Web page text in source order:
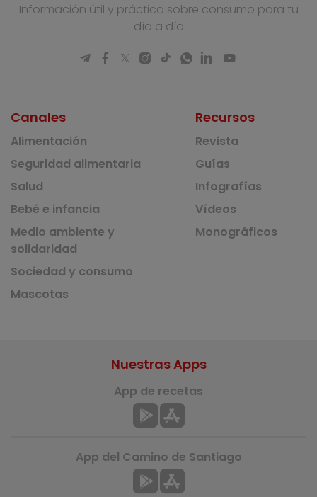
Información útil y práctica sobre consumo para tu
día a día
Canales
Alimentación
Seguridad alimentaria
Salud
Bebé e infancia
Medio ambiente y
solidaridad
Sociedad y consumo
Mascotas
Recursos
Revista
Guías
Infografías
Vídeos
Monográficos
Nuestras Apps
App de recetas
App del Camino de Santiago